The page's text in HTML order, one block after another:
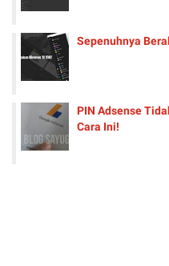
Sepenuhnya
PIN Adsense
Cara Ini!